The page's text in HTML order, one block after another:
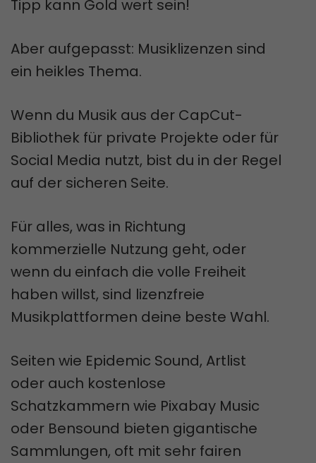
Tipp kann Gold wert sein!
Aber aufgepasst: Musiklizenzen sind
ein heikles Thema.
Wenn du Musik aus der CapCut-
Bibliothek für private Projekte oder für
Social Media nutzt, bist du in der Regel
auf der sicheren Seite.
Für alles, was in Richtung
kommerzielle Nutzung geht, oder
wenn du einfach die volle Freiheit
haben willst, sind lizenzfreie
Musikplattformen deine beste Wahl.
Seiten wie Epidemic Sound, Artlist
oder auch kostenlose
Schatzkammern wie Pixabay Music
oder Bensound bieten gigantische
Sammlungen, oft mit sehr fairen